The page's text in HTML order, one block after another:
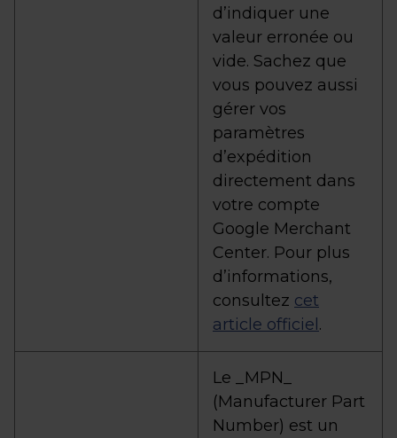
d’indiquer une
valeur erronée ou
vide. Sachez que
vous pouvez aussi
gérer vos
paramètres
d’expédition
directement dans
votre compte
Google Merchant
Center. Pour plus
d’informations,
consultez cet
article officiel .
Le _MPN_
(Manufacturer Part
Number) est un